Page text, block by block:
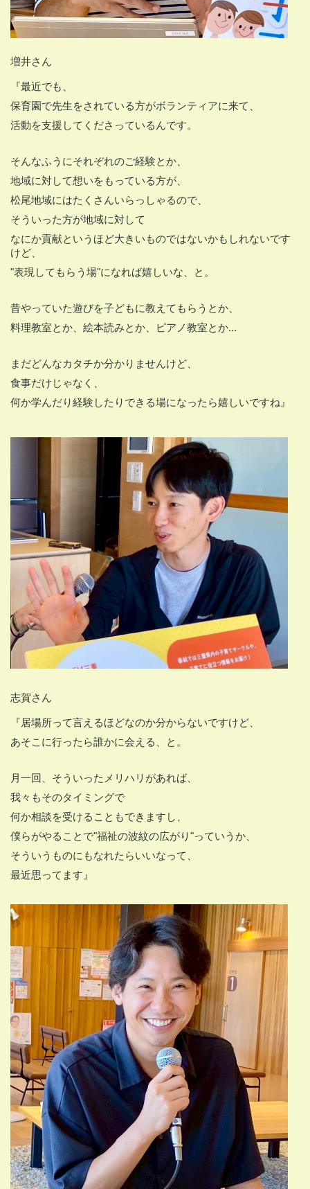
増井さん
『最近でも、
保育園で先生をされている方がボランティアに来て、
活動を支援してくださっているんです。
そんなふうにそれぞれのご経験とか、
地域に対して想いをもっている方が、
松尾地域にはたくさんいらっしゃるので、
そういった方が地域に対して
なにか貢献というほど大きいものではないかもしれないです
けど、
"表現してもらう場"になれば嬉しいな、と。
昔やっていた遊びを子どもに教えてもらうとか、
料理教室とか、絵本読みとか、ピアノ教室とか...
まだどんなカタチか分かりませんけど、
食事だけじゃなく、
何か学んだり経験したりできる場になったら嬉しいですね』
志賀さん
『居場所って言えるほどなのか分からないですけど、
あそこに行ったら誰かに会える、と。
月一回、そういったメリハリがあれば、
我々もそのタイミングで
何か相談を受けることもできますし、
僕らがやることで"福祉の波紋の広がり"っていうか、
そういうものにもなれたらいいなって、
最近思ってます』